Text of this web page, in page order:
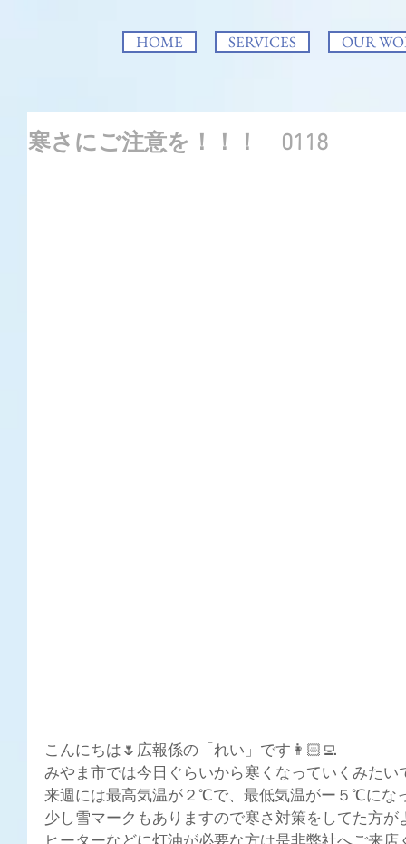
HOME SERVICES OUR
寒さにご注意を！！！ 0118
こんにちは🌷広報係の「れい」です👩🏻‍💻
みやま市では今日ぐらいから寒くなっていくみたい
来週には最高気温が２℃で、最低気温がー５℃にな
少し雪マークもありますので寒さ対策をしてた方が